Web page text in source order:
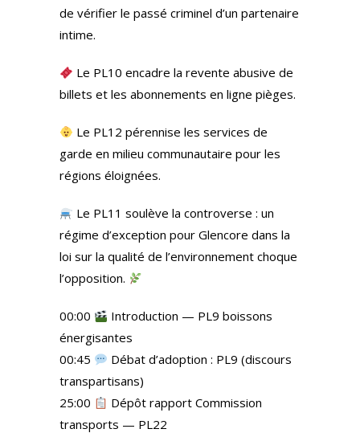
de vérifier le passé criminel d’un partenaire
intime.
Le PL10 encadre la revente abusive de
billets et les abonnements en ligne pièges.
Le PL12 pérennise les services de
garde en milieu communautaire pour les
régions éloignées.
Le PL11 soulève la controverse : un
régime d’exception pour Glencore dans la
loi sur la qualité de l’environnement choque
l’opposition.
00:00
Introduction — PL9 boissons
énergisantes
00:45
Débat d’adoption : PL9 (discours
transpartisans)
25:00
Dépôt rapport Commission
transports — PL22